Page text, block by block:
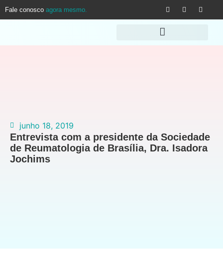
Fale conosco agora mesmo.
junho 18, 2019
Entrevista com a presidente da Sociedade
de Reumatologia de Brasília, Dra. Isadora
Jochims